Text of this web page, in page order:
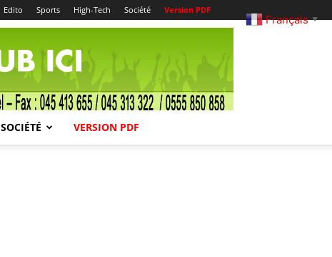
Edito Sports High-Tech Société Version PDF
SOCIÉTÉ VERSION PDF
Français ▼